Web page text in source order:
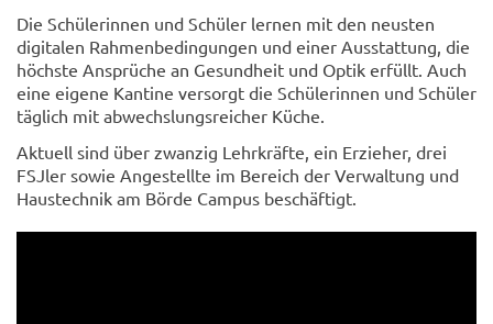
Die Schülerinnen und Schüler lernen mit den neusten
digitalen Rahmenbedingungen und einer Ausstattung, die
höchste Ansprüche an Gesundheit und Optik erfüllt. Auch
eine eigene Kantine versorgt die Schülerinnen und Schüler
täglich mit abwechslungsreicher Küche.
Aktuell sind über zwanzig Lehrkräfte, ein Erzieher, drei
FSJler sowie Angestellte im Bereich der Verwaltung und
Haustechnik am Börde Campus beschäftigt.